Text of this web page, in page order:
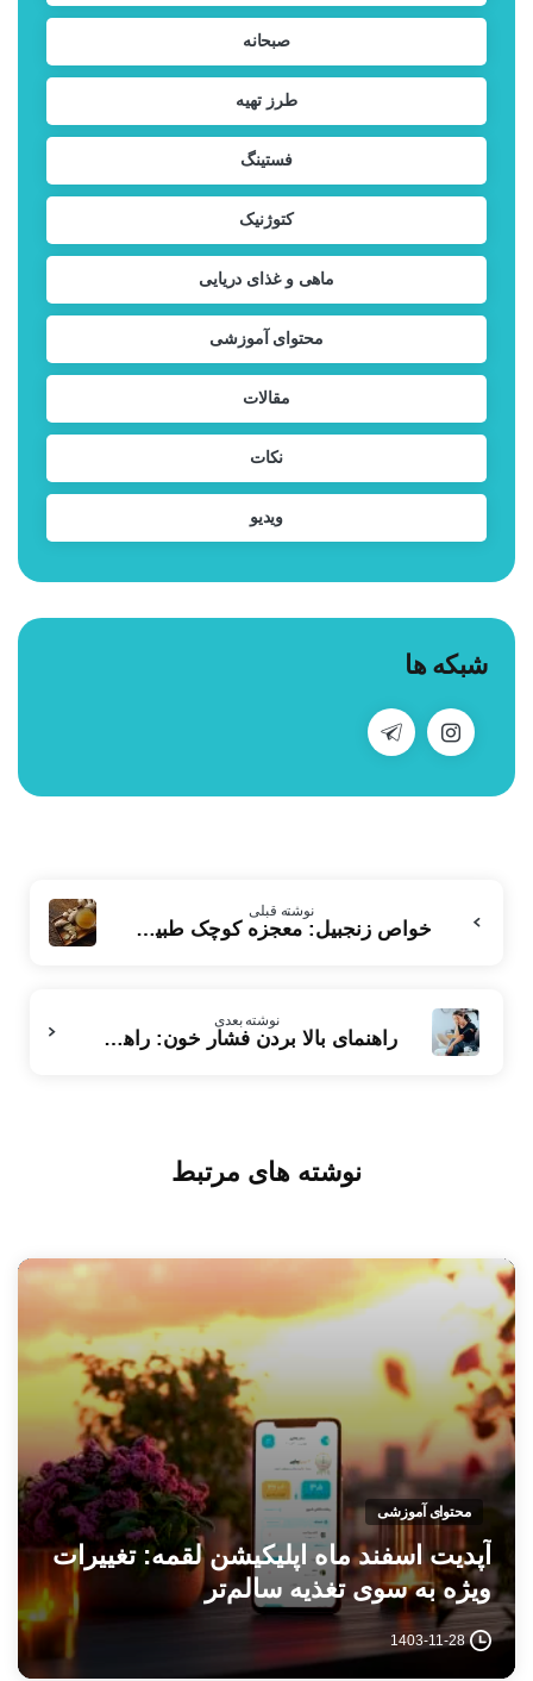
صبحانه
طرز تهیه
فستینگ
کتوژنیک
ماهی و غذای دریایی
محتوای آموزشی
مقالات
نکات
ویدیو
شبکه ها
بخوانید
نوشته قبلی
خواص زنجبیل: معجزه کوچک طبیعت
نوشته بعدی
راهنمای بالا بردن فشار خون: راهکارها، نکات و توصیه‌های مهم
نوشته های مرتبط
محتوای آموزشی
آپدیت اسفند ماه اپلیکیشن لقمه: تغییرات
ویژه به سوی تغذیه سالم‌تر
1403-11-28